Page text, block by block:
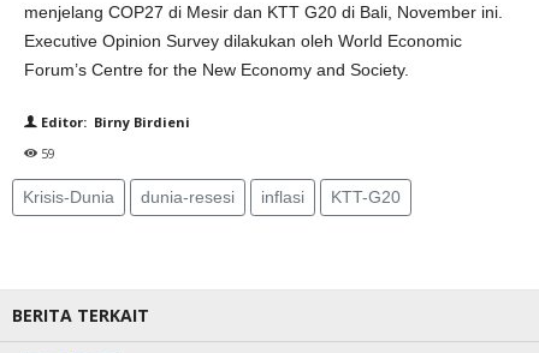
menjelang COP27 di Mesir dan KTT G20 di Bali, November ini.
Executive Opinion Survey dilakukan oleh World Economic
Forum’s Centre for the New Economy and Society.
Editor: Birny Birdieni
59
Krisis-Dunia dunia-resesi inflasi KTT-G20
BERITA TERKAIT